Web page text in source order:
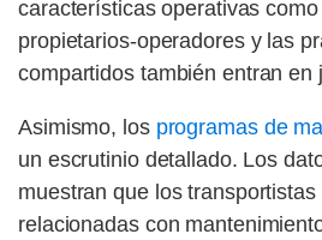
características operativas
propietarios-operadores y las
compartidos también entran en
Asimismo, los programas de
un escrutinio detallado. Los
muestran que los
relacionadas con